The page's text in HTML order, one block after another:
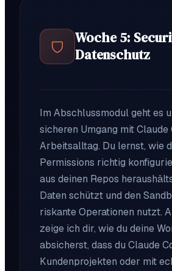
Woche 5:
Datenschutz
Im Abschlussmodul geht es
sicheren Umgang mit Claude
Arbeitsalltag. Du lernst, wie
Permissions richtig
aus deinen Repos
Daten schützt und den
riskante Operationen nutzt.
zeige ich dir, wie du deine
absicherst, dass du Claude
Kundenprojekten oder mit